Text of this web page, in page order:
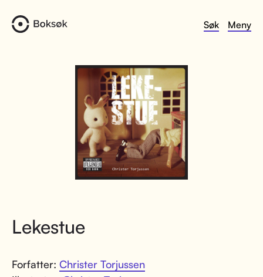
Søk Meny
Lekestue
Forfatter: Christer Torjussen